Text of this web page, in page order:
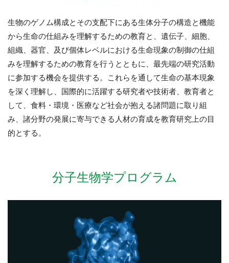
生物のゲノム構成とその支配下にある生体分子の構造と機能
から生命の仕組みを理解するための教育と、遺伝子、細胞、
組織、器官、及び個体レベルにおける生命現象の制御の仕組
みを理解するための教育を行うとともに、最先端の研究活動
に参加する機会を提供する。これらを通して生命の基本現象
を深く理解し、国際的に活躍する研究者や技術者、教育者と
して、食料・環境・医療など社会が抱える諸問題に取り組
み、諸分野の発展に寄与できる人材の育成を教育研究上の目
的とする。
分子生物学プログラム